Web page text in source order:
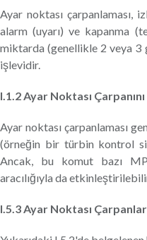
Ayar noktası çarpanlaması,
alarm (uyarı) ve kapanma
miktarda (genellikle 2 veya 3
işlevidir.
I.1.2 Ayar Noktası
Ayar noktası çarpanlaması
(örneğin bir türbin kontrol
Ancak, bu komut bazı
aracılığıyla da
I.5.3 Ayar Noktası